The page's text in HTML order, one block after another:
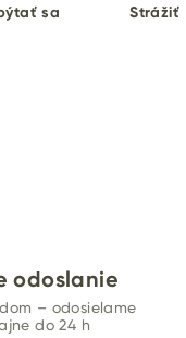
sa Strážiť
odoslanie
– odosielame
do 24 h